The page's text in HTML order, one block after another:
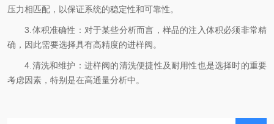
压力相匹配，以保证系统的稳定性和可靠性。
3.体积准确性：对于某些分析而言，样品的注入体积必须非常精
确，因此需要选择具有高精度的进样阀。
4.清洗和维护：进样阀的清洗便捷性及耐用性也是选择时的重要
考虑因素，特别是在高通量分析中。